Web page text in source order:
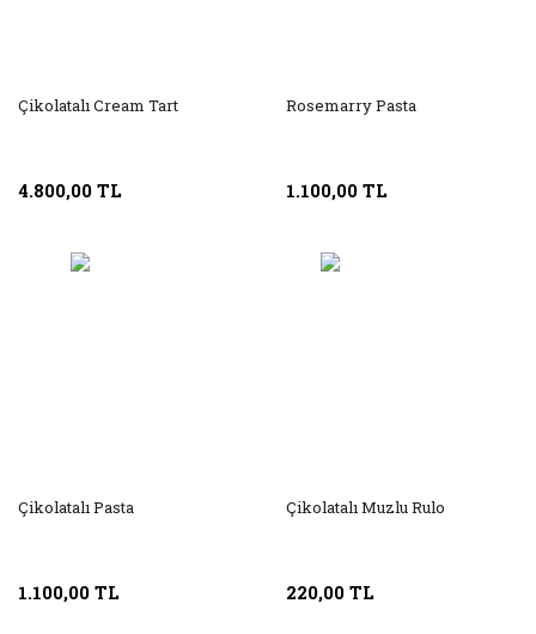
Çikolatalı Cream Tart
4.800,00 TL
Rosemarry Pasta
1.100,00 TL
Çikolatalı Pasta
1.100,00 TL
Çikolatalı Muzlu Rulo
220,00 TL